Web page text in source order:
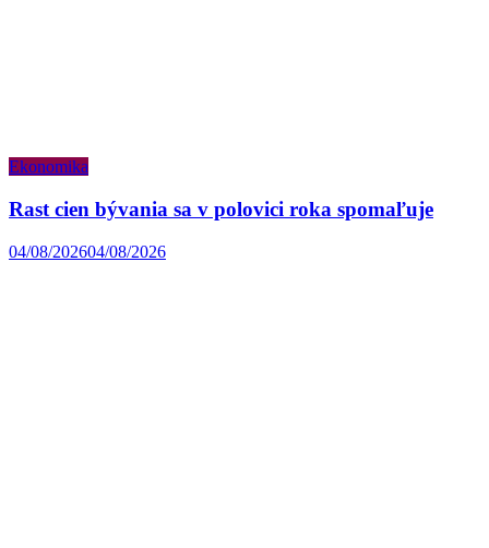
Ekonomika
Rast cien bývania sa v polovici roka spomaľuje
04/08/202604/08/2026